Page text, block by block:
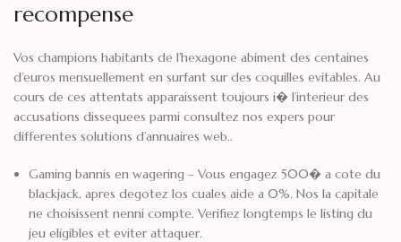
recompense
Vos champions habitants de l’hexagone abiment des centaines
d’euros mensuellement en surfant sur des coquilles evitables. Au
cours de ces attentats apparaissent toujours i� l’interieur des
accusations dissequees parmi consultez nos expers pour
differentes solutions d’annuaires web..
Gaming bannis en wagering – Vous engagez 500� a cote du
blackjack, apres degotez los cuales aide a 0%. Nos la capitale
ne choisissent nenni compte. Verifiez longtemps le listing du
jeu eligibles et eviter attaquer.